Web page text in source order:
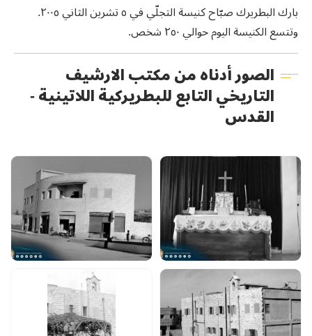
بارك البطريرك صبّاح كنيسة التجلّي في ٥ تشرين الثاني ٢٠٠٥.
وتتسع الكنيسة اليوم حوالي ٢٥٠ شخص.
الصور أدناه من مكتب الارشيف
التاريخي التابع للبطريركية اللاتينية -
القدس